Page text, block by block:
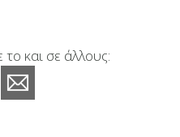
και σε άλλους: